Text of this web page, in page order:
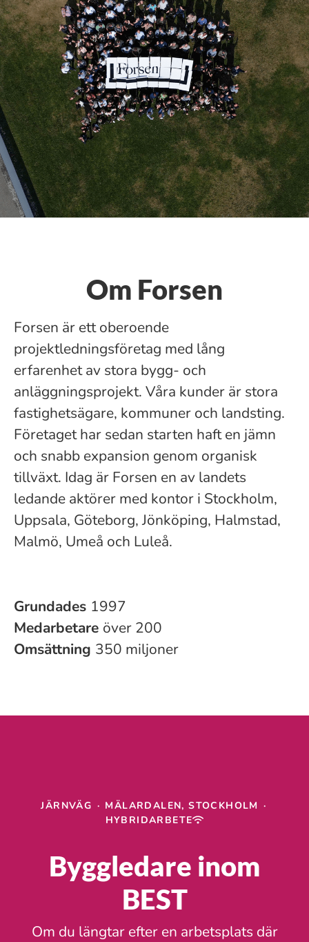
Om Forsen
Forsen är ett oberoende
projektledningsföretag med lång
erfarenhet av stora bygg- och
anläggningsprojekt. Våra kunder är stora
fastighetsägare, kommuner och landsting.
Företaget har sedan starten haft en jämn
och snabb expansion genom organisk
tillväxt. Idag är Forsen en av landets
ledande aktörer med kontor i Stockholm,
Uppsala, Göteborg, Jönköping, Halmstad,
Malmö, Umeå och Luleå.
Grundades 1997
Medarbetare över 200
Omsättning 350 miljoner
JÄRNVÄG · MÄLARDALEN, STOCKHOLM ·
HYBRIDARBETE
Byggledare inom
BEST
Om du längtar efter en arbetsplats där